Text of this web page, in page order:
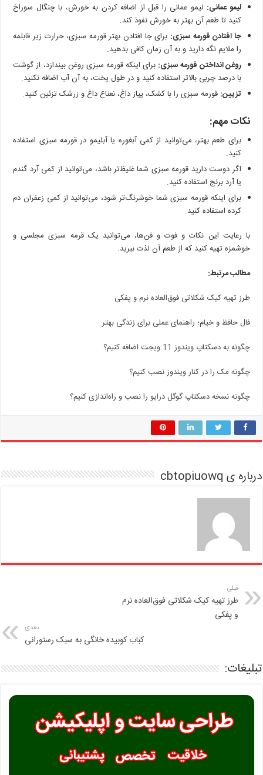
لیمو عمانی: لیمو عمانی را قبل از اضافه کردن به خورش، با چنگال سوراخ
کنید تا طعم آن بهتر به خورش نفوذ کند.
جا افتادن قورمه سبزی: برای جا افتادن بهتر قورمه سبزی، حرارت زیر قابلمه
را ملایم نگه دارید و به آن زمان کافی بدهید.
روغن انداختن قورمه سبزی: برای اینکه قورمه سبزی روغن بیندازد، از گوشت
با درصد چربی بالاتر استفاده کنید و در طول پخت، به آن آب اضافه نکنید.
تزیین: قورمه سبزی را با کشک، پیاز داغ، نعناع داغ و زرشک تزئین کنید.
نکات مهم:
برای طعم بهتر، می‌توانید از کمی آبغوره یا آبلیمو در قورمه سبزی استفاده
کنید.
اگر دوست دارید قورمه سبزی شما غلیظ‌تر باشد، می‌توانید از کمی آرد گندم
یا آرد برنج استفاده کنید.
برای اینکه قورمه سبزی شما خوشرنگ‌تر شود، می‌توانید از کمی زعفران دم
کرده استفاده کنید.
با رعایت این نکات و فوت و فن‌ها، می‌توانید یک قرمه سبزی مجلسی و
خوشمزه تهیه کنید که از طعم آن لذت ببرید.
مطالب مرتبط:
طرز تهیه کیک شکلاتی فوق‌العاده نرم و پفکی
فال حافظ و خیام؛ راهنمای عملی برای زندگی بهتر
چگونه به دسکتاپ ویندوز 11 ویجت اضافه کنیم؟
چگونه مک را در کنار ویندوز نصب کنیم؟
چگونه نسخه دسکتاپ گوگل درایو را نصب و راه‌اندازی کنیم؟
درباره ی cbtopiuowq
قبلی
طرز تهیه کیک شکلاتی فوق‌العاده نرم
و پفکی
بعدی
کباب کوبیده خانگی به سبک رستورانی
تبلیغات: